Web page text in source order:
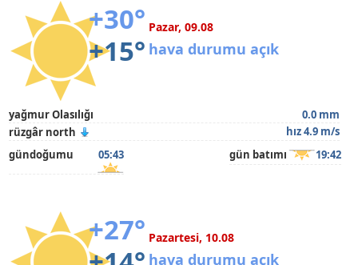
+30°
+15°
Pazar, 09.08
hava durumu açık
yağmur Olasılığı
0.0 mm
rüzgâr north
hız 4.9 m/s
gündoğumu
05:43 gün batımı 19:42
+27° Pazartesi, 10.08
hava durumu açık